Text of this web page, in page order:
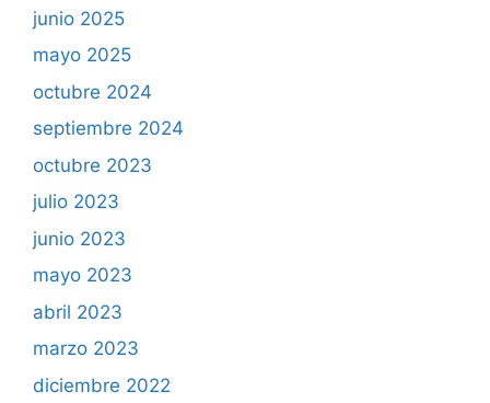
junio 2025
mayo 2025
octubre 2024
septiembre 2024
octubre 2023
julio 2023
junio 2023
mayo 2023
abril 2023
marzo 2023
diciembre 2022